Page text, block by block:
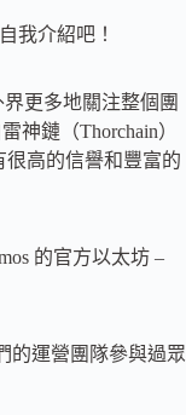
我介紹吧！
更多地關注整個團
鏈（Thorchain）
高的信譽和豐富的
的官方以太坊 –
的運營團隊參與過眾